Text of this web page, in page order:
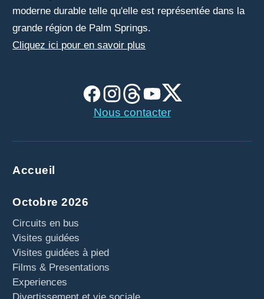
moderne durable telle qu'elle est représentée dans la
grande région de Palm Springs.
Cliquez ici pour en savoir plus
Nous contacter
Accueil
Octobre 2026
Circuits en bus
Visites guidées
Visites guidées à pied
Films & Presentations
Experiences
Divertissement et vie sociale